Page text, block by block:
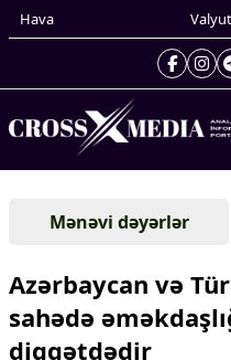
Hava
Gündəm
Xarici xəbərlər
Cənubi Qafqaz
Türk Dünyası
Mənəvi dəyərlər
Azərbaycan və
sahədə
diqqətdədir